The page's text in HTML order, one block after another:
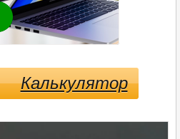
Калькулятор